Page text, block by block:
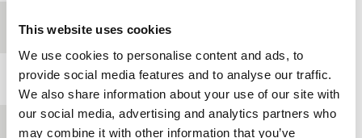
This website uses cookies
We use cookies to personalise content and ads, to
provide social media features and to analyse our traffic.
We also share information about your use of our site with
our social media, advertising and analytics partners who
may combine it with other information that you’ve
Productieland India
Jaar 2011
Festivaleditie IFFR 2011